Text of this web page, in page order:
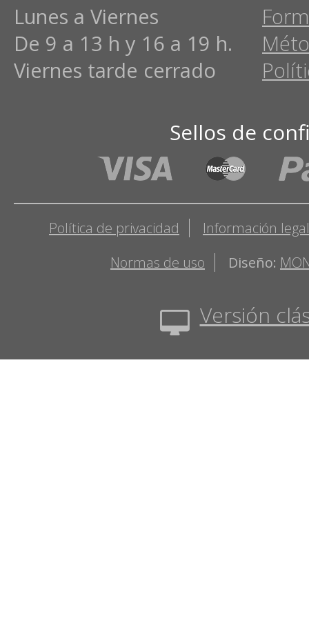
Lunes a Viernes
De 9 a 13 h y 16 a 19 h.
Viernes tarde cerrado
Sellos de
Política de privacidad
Información legal
Normas de uso
Diseño:
Versión